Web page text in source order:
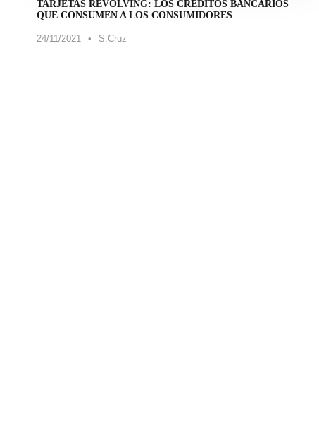
TARJETAS REVOLVING: LOS CRÉDITOS BANCARIOS
QUE CONSUMEN A LOS CONSUMIDORES
24/11/2021 • S.Cruz